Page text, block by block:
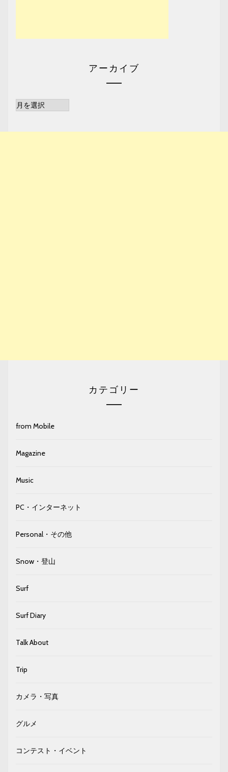
アーカイブ
ア
カテゴリー
from Mobile
Magazine
Music
PC・インターネット
Personal・その他
Snow・登山
Surf
Surf Diary
Talk About
Trip
カメラ・写真
グルメ
コンテスト・イベント